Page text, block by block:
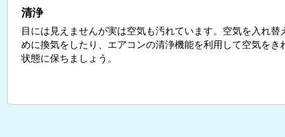
清浄
目には見えませんが実は空気も汚れています。空気を入れ替
めに換気をしたり、エアコンの清浄機能を利用して空気をき
状態に保ちましょう。